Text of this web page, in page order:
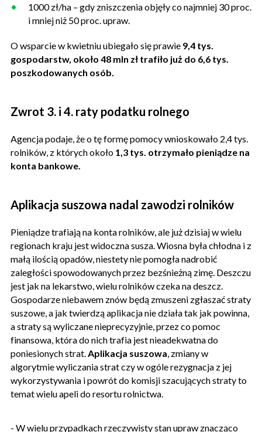
1000 zł/ha – gdy zniszczenia objęły co najmniej 30 proc.
i mniej niż 50 proc. upraw.
O wsparcie w kwietniu ubiegało się prawie 9,4 tys.
gospodarstw, około 48 mln zł trafiło już do 6,6 tys.
poszkodowanych osób.
Zwrot 3. i 4. raty podatku rolnego
Agencja podaje, że o tę formę pomocy wnioskowało 2,4 tys.
rolników, z których około 1,3 tys. otrzymało pieniądze na
konta bankowe.
Aplikacja suszowa nadal zawodzi rolników
Pieniądze trafiają na konta rolników, ale już dzisiaj w wielu
regionach kraju jest widoczna susza. Wiosna była chłodna i z
małą ilością opadów, niestety nie pomogła nadrobić
zaległości spowodowanych przez bezśnieżną zimę. Deszczu
jest jak na lekarstwo, wielu rolników czeka na deszcz.
Gospodarze niebawem znów będą zmuszeni zgłaszać straty
suszowe, a jak twierdzą aplikacja nie działa tak jak powinna,
a straty są wyliczane nieprecyzyjnie, przez co pomoc
finansowa, która do nich trafia jest nieadekwatna do
poniesionych strat. Aplikacja suszowa , zmiany w
algorytmie wyliczania strat czy w ogóle rezygnacja z jej
wykorzystywania i powrót do komisji szacujących straty to
temat wielu apeli do resortu rolnictwa.
- W wielu przypadkach rzeczywisty stan upraw znacząco